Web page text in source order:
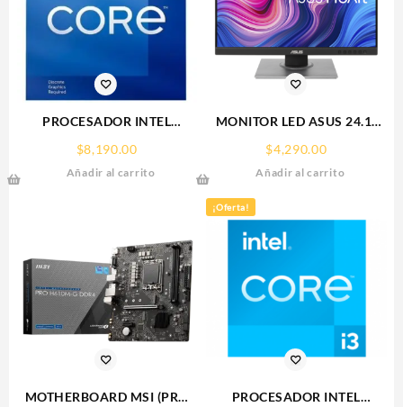
PROCESADOR INTEL
12900K S-1700 16CORES
5.2GHZ 125W GRAFICOS
$8,190.00
Añadir al carrito
MONITOR LED ASUS 24.1″
1920X1200
$4,290.00
Añadir al carrito
MOTHERBOARD MSI (PRO
¡Oferta!
PROCESADOR INTEL